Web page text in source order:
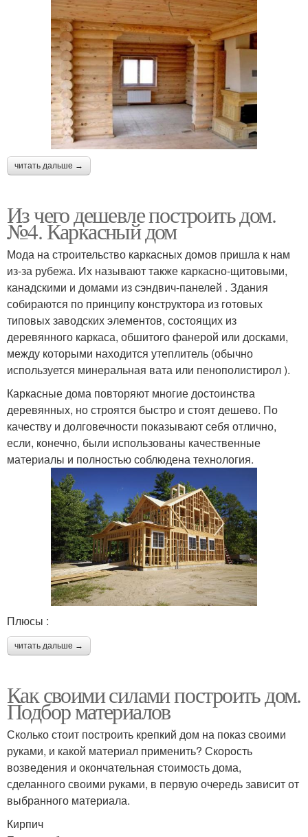
читать дальше →
Из чего дешевле построить дом.
№4. Каркасный дом
Мода на строительство каркасных домов пришла к нам
из-за рубежа. Их называют также каркасно-щитовыми,
канадскими и домами из сэндвич-панелей . Здания
собираются по принципу конструктора из готовых
типовых заводских элементов, состоящих из
деревянного каркаса, обшитого фанерой или досками,
между которыми находится утеплитель (обычно
используется минеральная вата или пенополистирол ).
Каркасные дома повторяют многие достоинства
деревянных, но строятся быстро и стоят дешево. По
качеству и долговечности показывают себя отлично,
если, конечно, были использованы качественные
материалы и полностью соблюдена технология.
Плюсы :
читать дальше →
Как своими силами построить дом.
Подбор материалов
Сколько стоит построить крепкий дом на показ своими
руками, и какой материал применить? Скорость
возведения и окончательная стоимость дома,
сделанного своими руками, в первую очередь зависит от
выбранного материала.
Кирпич